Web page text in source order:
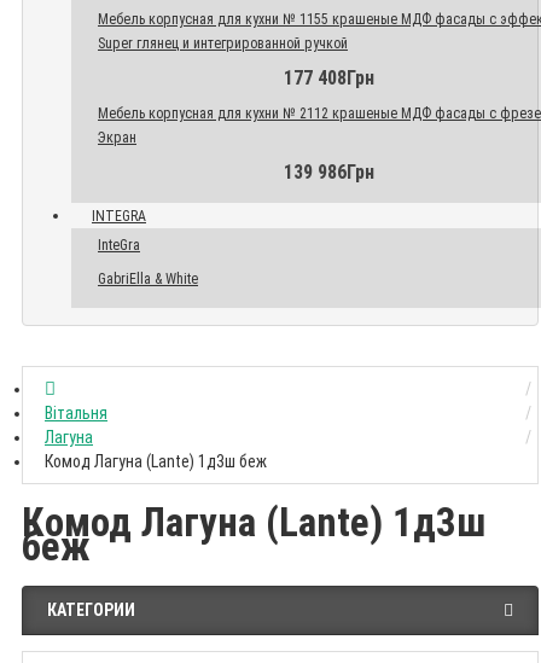
Мебель корпусная для кухни № 1155 крашеные МДФ фасады с
Super глянец и интегрированной ручкой
177 408Грн
Мебель корпусная для кухни № 2112 крашеные МДФ фасады с
Экран
139 986Грн
INTEGRA
InteGra
GabriElla & White
Вітальня
Лагуна
Комод Лагуна (Lante) 1д3ш беж
Комод Лагуна (Lante) 1д3ш
беж
КАТЕГОРИИ